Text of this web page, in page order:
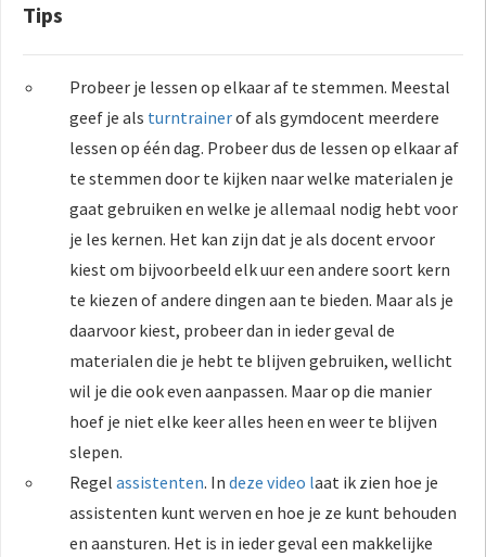
Tips
Probeer je lessen op elkaar af te stemmen. Meestal
geef je als turntrainerof als gymdocent meerdere
lessen op één dag. Probeer dus de lessen op elkaar af
te stemmen door te kijken naar welke materialen je
gaat gebruiken en welke je allemaal nodig hebt voor
je les kernen. Het kan zijn dat je als docent ervoor
kiest om bijvoorbeeld elk uur een andere soort kern
te kiezen of andere dingen aan te bieden. Maar als je
daarvoor kiest, probeer dan in ieder geval de
materialen die je hebt te blijven gebruiken, wellicht
wil je die ook even aanpassen. Maar op die manier
hoef je niet elke keer alles heen en weer te blijven
slepen.
Regelassistenten. Indeze video laat ik zien hoe je
assistenten kunt werven en hoe je ze kunt behouden
en aansturen. Het is in ieder geval een makkelijke